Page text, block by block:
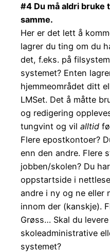
#4 Du må aldri bruke
samme.
Her er det lett å
lagrer du ting om du
det, f.eks. på
systemet? Enten
hjemmeområdet ditt
LMSet. Det å måtte
og redigering
tungvint og vil alltid
Flere epostkontoer?
enn den andre. Flere
jobben/skolen? Du
oppstartside i
andre i ny og ne eller
innom der (kanskje).
Grøss… Skal du
skoleadministrative
systemet?